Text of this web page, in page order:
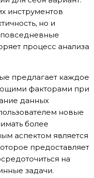
инструментов
но и
процесс анализа
предлагает каждое
факторами при
данных
новые
более
аспектом является
предоставляет
на
задачи.